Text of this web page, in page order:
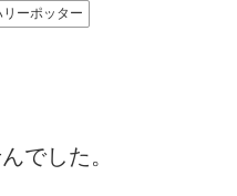
リーポッター
でした。